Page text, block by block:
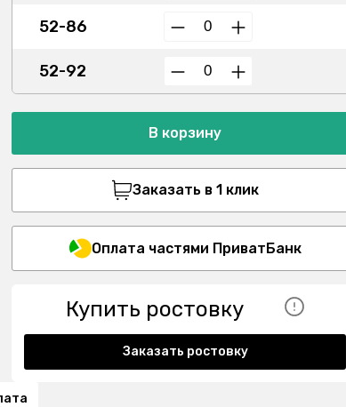
52-86
52-92
В корзину
Заказать в 1 клик
Оплата частями ПриватБанк
Купить ростовку
Заказать ростовку